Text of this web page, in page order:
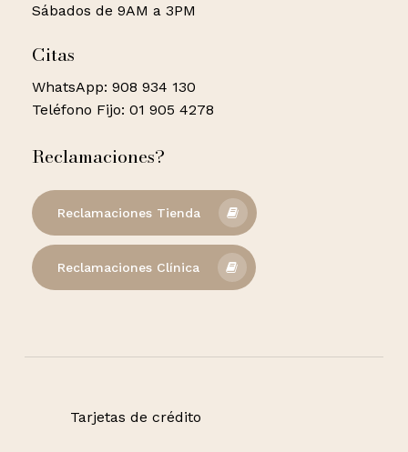
Sábados de 9AM a 3PM
Citas
WhatsApp: 908 934 130
Teléfono Fijo: 01 905 4278
Reclamaciones?
Reclamaciones Tienda
Reclamaciones Clínica
Tarjetas de crédito